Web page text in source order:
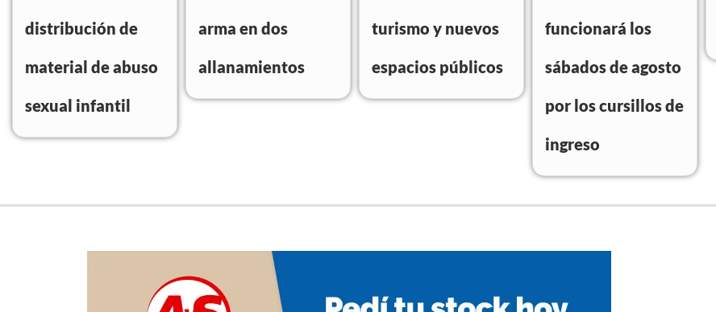
distribución de
material de abuso
sexual infantil
arma en dos
allanamientos
turismo y nuevos
espacios públicos
funcionará los
sábados de agosto
por los cursillos de
ingreso